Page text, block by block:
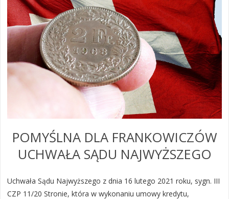
POMYŚLNA DLA FRANKOWICZÓW
UCHWAŁA SĄDU NAJWYŻSZEGO
Uchwała Sądu Najwyższego z dnia 16 lutego 2021 roku, sygn. III
CZP 11/20 Stronie, która w wykonaniu umowy kredytu,